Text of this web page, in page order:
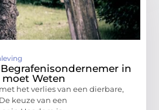
in
moet Weten
het verlies van een dierbare,
keuze van een